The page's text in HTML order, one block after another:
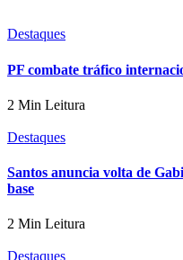
Destaques
PF combate tráfico
2 Min Leitura
Destaques
Santos anuncia volta de
base
2 Min Leitura
Destaques